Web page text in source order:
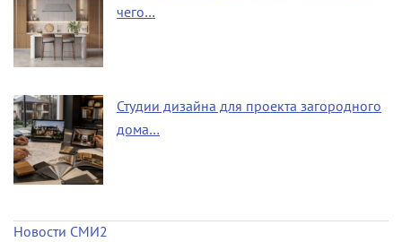
чего…
Студии дизайна для проекта загородного
дома…
Новости СМИ2